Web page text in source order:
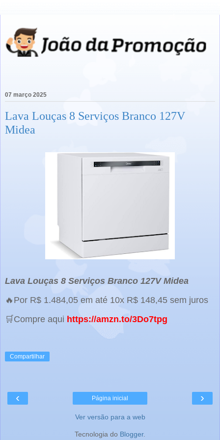
07 março 2025
Lava Louças 8 Serviços Branco 127V
Midea
Lava Louças 8 Serviços Branco 127V Midea
🔥Por R$ 1.484,05 em até 10x R$ 148,45 sem juros
🛒Compre aqui https://amzn.to/3Do7tpg
Compartilhar
‹ ›
Página inicial
Ver versão para a web
Tecnologia do Blogger.